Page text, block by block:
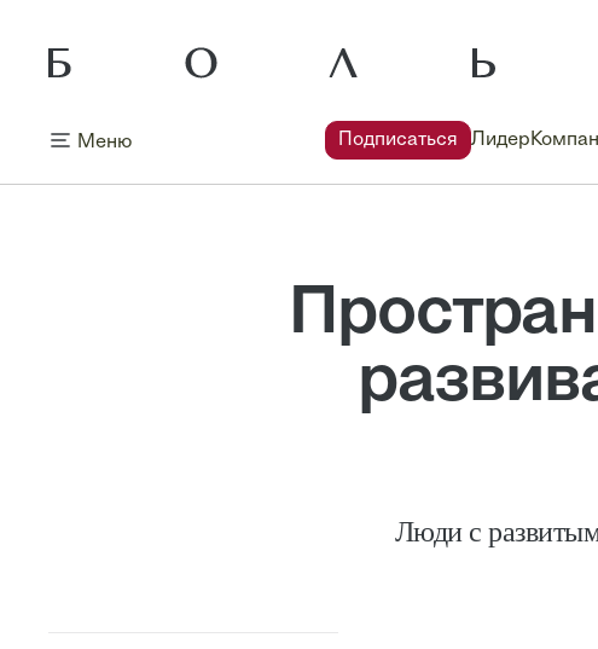
Меню Подписаться Лидер
Люди с